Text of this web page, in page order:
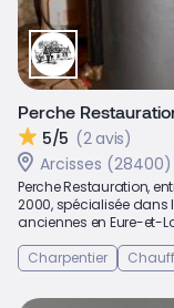
Perche
5/5 (2 avis)
Arcisses (28400)
Perche Restauration,
2000, spécialisée
anciennes en Eure-et-
Charpentier